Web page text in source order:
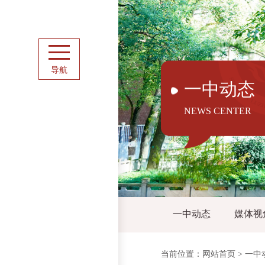
导航
一中动态
NEWS CENTER
一中动态 媒体视
当前位置： 网站首页 > 一中